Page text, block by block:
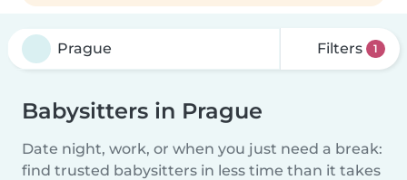
Filters 1
Babysitters in Prague
Date night, work, or when you just need a break:
find trusted babysitters in less time than it takes